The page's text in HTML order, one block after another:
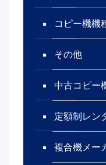
コピー機機
その他
中古コピー
定額制レン
複合機メー